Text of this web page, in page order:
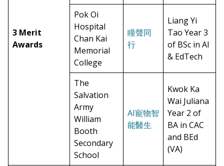
3 Merit
Awards
Pok Oi
Hospital
Chan Kai
Memorial
College
瞳聲同
行
Liang Yi
Tao Year 3
of BSc in AI
& EdTech
The
Salvation
Army
William
Booth
Secondary
School
AI寵物智
能醫生
Kwok Ka
Wai Juliana
Year 2 of
BA in CAC
and BEd
(VA)